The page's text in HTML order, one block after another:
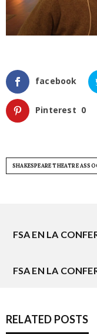
facebook
Pinterest 0
SHAKESPEARE THEATRE
FSA EN LA
FSA EN LA
RELATED POSTS